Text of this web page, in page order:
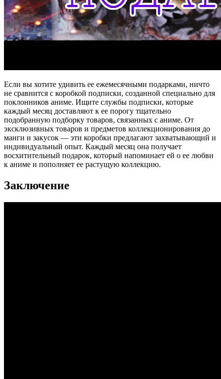
Если вы хотите удивить ее ежемесячными подарками, ничто
не сравнится с коробкой подписки, созданной специально для
поклонников аниме. Ищите службы подписки, которые
каждый месяц доставляют к ее порогу тщательно
подобранную подборку товаров, связанных с аниме. От
эксклюзивных товаров и предметов коллекционирования до
манги и закусок — эти коробки предлагают захватывающий и
индивидуальный опыт. Каждый месяц она получает
восхитительный подарок, который напоминает ей о ее любви
к аниме и пополняет ее растущую коллекцию.
Заключение